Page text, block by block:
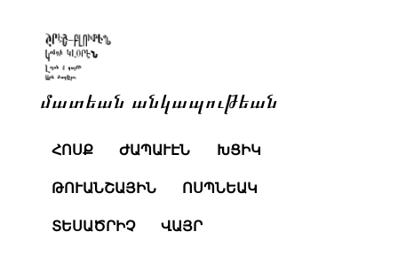
մատեան անկապութեան
ՀՈՍՔ ԺԱՊԱՒԷՆ ԽՑԻԿ
ԹՈՒԱՆՇԱՅԻՆ ՈՍՊՆԵԱԿ
ՏԵՍԱԾՐԻՉ ՎԱՅՐ